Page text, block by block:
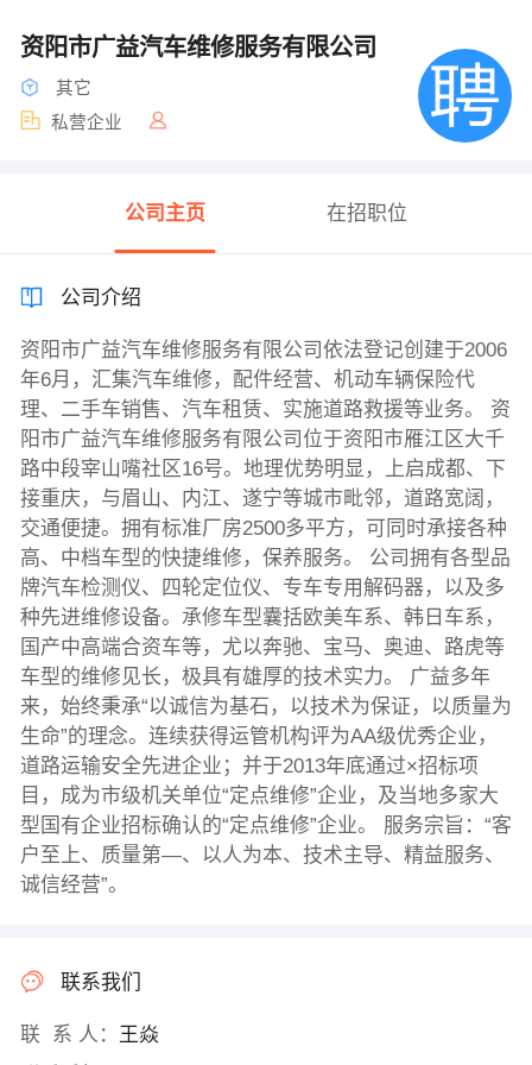
资阳市广益汽车维修服务有限公司
其它
私营企业
公司主页 在招职位
公司介绍
资阳市广益汽车维修服务有限公司依法登记创建于2006
年6月，汇集汽车维修，配件经营、机动车辆保险代
理、二手车销售、汽车租赁、实施道路救援等业务。 资
阳市广益汽车维修服务有限公司位于资阳市雁江区大千
路中段宰山嘴社区16号。地理优势明显，上启成都、下
接重庆，与眉山、内江、遂宁等城市毗邻，道路宽阔，
交通便捷。拥有标准厂房2500多平方，可同时承接各种
高、中档车型的快捷维修，保养服务。 公司拥有各型品
牌汽车检测仪、四轮定位仪、专车专用解码器，以及多
种先进维修设备。承修车型囊括欧美车系、韩日车系，
国产中高端合资车等，尤以奔驰、宝马、奥迪、路虎等
车型的维修见长，极具有雄厚的技术实力。 广益多年
来，始终秉承“以诚信为基石，以技术为保证，以质量为
生命”的理念。连续获得运管机构评为AA级优秀企业，
道路运输安全先进企业；并于2013年底通过×招标项
目，成为市级机关单位“定点维修”企业，及当地多家大
型国有企业招标确认的“定点维修”企业。 服务宗旨：“客
户至上、质量第—、以人为本、技术主导、精益服务、
诚信经营”。
联系我们
联 系 人： 王焱